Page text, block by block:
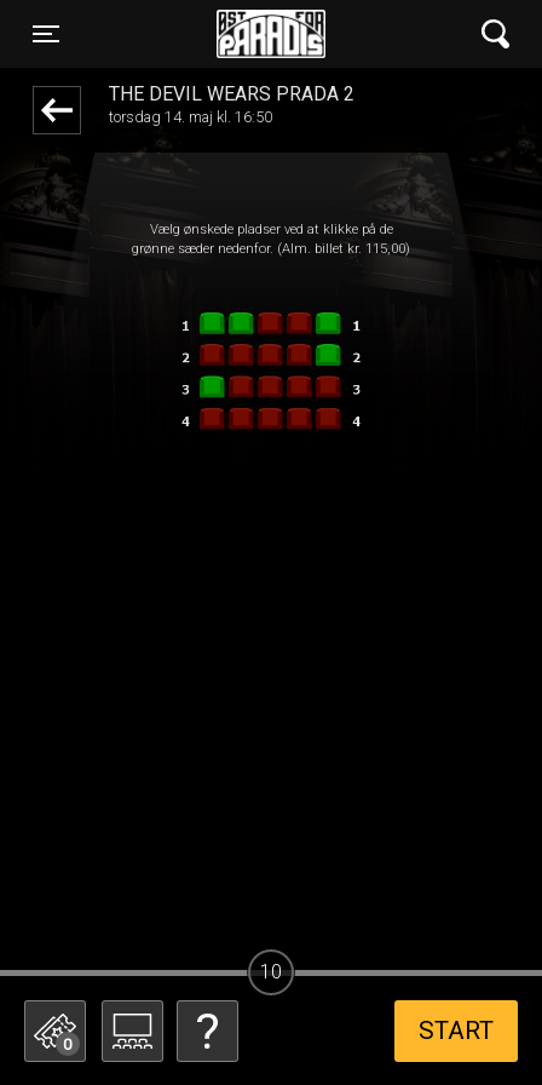
Toggle navigation
Øst for Paradis
THE DEVIL WEARS PRADA 2
torsdag 14. maj kl. 16:50
Vælg ønskede pladser ved at klikke på de
grønne sæder nedenfor. (Alm. billet kr. 115,00)
0 START
10
front03-cc 031153